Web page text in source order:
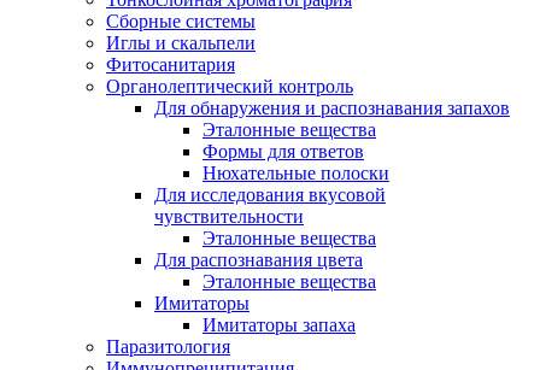
Сборные системы
Иглы и скальпели
Фитосанитария
Органолептический контроль
Для обнаружения и распознавания запахов
Эталонные вещества
Формы для ответов
Нюхательные полоски
Для исследования вкусовой
чувствительности
Эталонные вещества
Для распознавания цвета
Эталонные вещества
Имитаторы
Имитаторы запаха
Паразитология